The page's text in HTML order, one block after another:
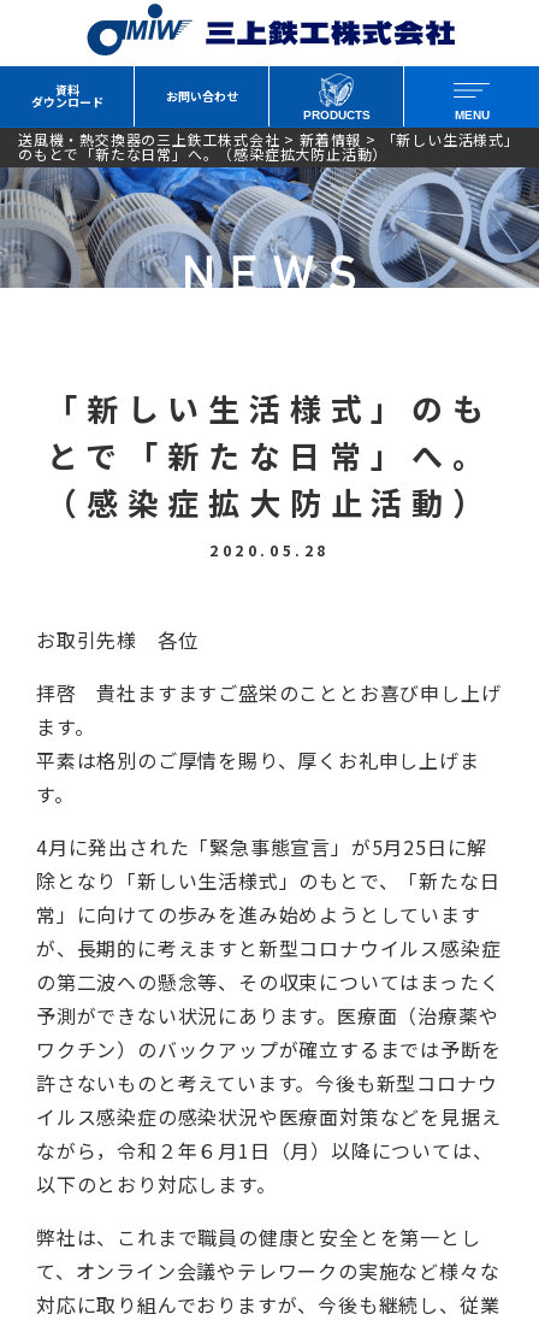
MENU
PRODUCTS
お問い合わせ
資料
ダウンロード
送風機・熱交換器の三上鉄工株式会社 >新着情報 > 「新しい生活様式」
のもとで「新たな日常」へ。（感染症拡大防止活動）
「新しい生活様式」のも
とで「新たな日常」へ。
（感染症拡大防止活動）
2020.05.28
お取引先様 各位
拝啓 貴社ますますご盛栄のこととお喜び申し上げ
ます。
平素は格別のご厚情を賜り、厚くお礼申し上げま
す。
4月に発出された「緊急事態宣言」が5月25日に解
除となり「新しい生活様式」のもとで、「新たな日
常」に向けての歩みを進み始めようとしています
が、長期的に考えますと新型コロナウイルス感染症
の第二波への懸念等、その収束についてはまったく
予測ができない状況にあります。医療面（治療薬や
ワクチン）のバックアップが確立するまでは予断を
許さないものと考えています。今後も新型コロナウ
イルス感染症の感染状況や医療面対策などを見据え
ながら，令和２年６月1日（月）以降については、
以下のとおり対応します。
弊社は、これまで職員の健康と安全とを第一とし
て、オンライン会議やテレワークの実施など様々な
対応に取り組んでおりますが、今後も継続し、従業